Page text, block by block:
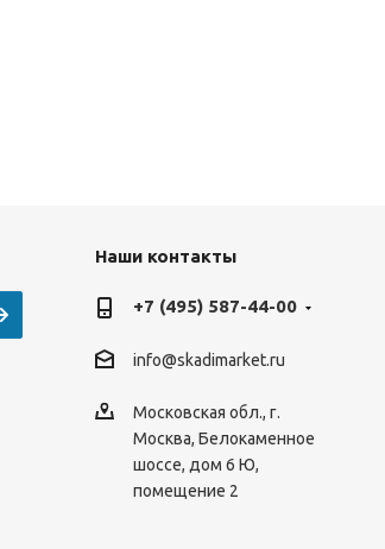
Наши контакты
+7 (495) 587-44-00
info@skadimarket.ru
Московская обл., г.
Москва, Белокаменное
шоссе, дом 6 Ю,
помещение 2